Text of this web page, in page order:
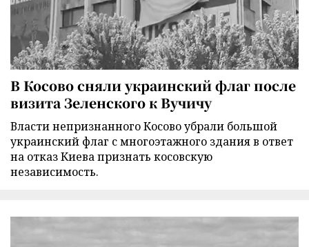
В Косово сняли украинский флаг после
визита Зеленского к Вучичу
Власти непризнанного Косово убрали большой
украинский флаг с многоэтажного здания в ответ
на отказ Киева признать косовскую
независимость.